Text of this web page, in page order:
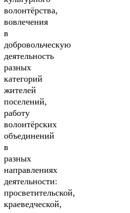
волонтёрства,
вовлечения
в
добровольческую
деятельность
разных
категорий
жителей
поселений,
работу
волонтёрских
объединений
в
разных
направлениях
деятельности:
просветительской,
краеведческой,